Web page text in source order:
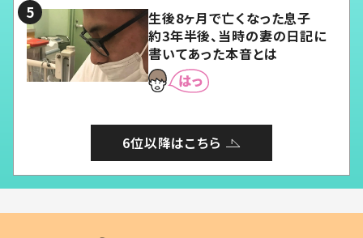
生後8ヶ月で亡くなった息子
約3年半後、当時の妻の日記に
書いてあった本音とは
6位以降はこちら